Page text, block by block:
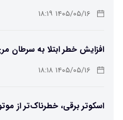
۱۴۰۵/۰۵/۱۶ ۱۸:۱۹
افزایش خطر ابتلا به سرطان
۶۵ درجه ۱۴۰۵/۰۵/۱۶ ۱۸:۱۸
اسکوتر برقی، خطرناک‌تر از